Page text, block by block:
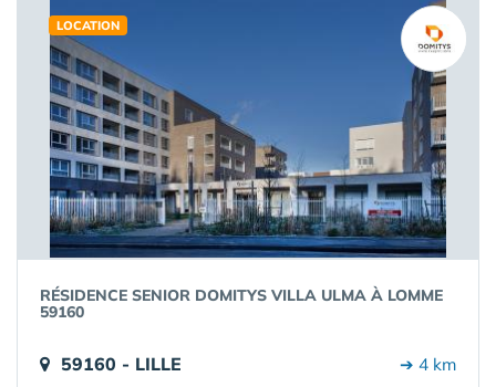
LOCATION
RÉSIDENCE SENIOR DOMITYS VILLA ULMA À LOMME
59160
59160 - LILLE ➔ 4 km